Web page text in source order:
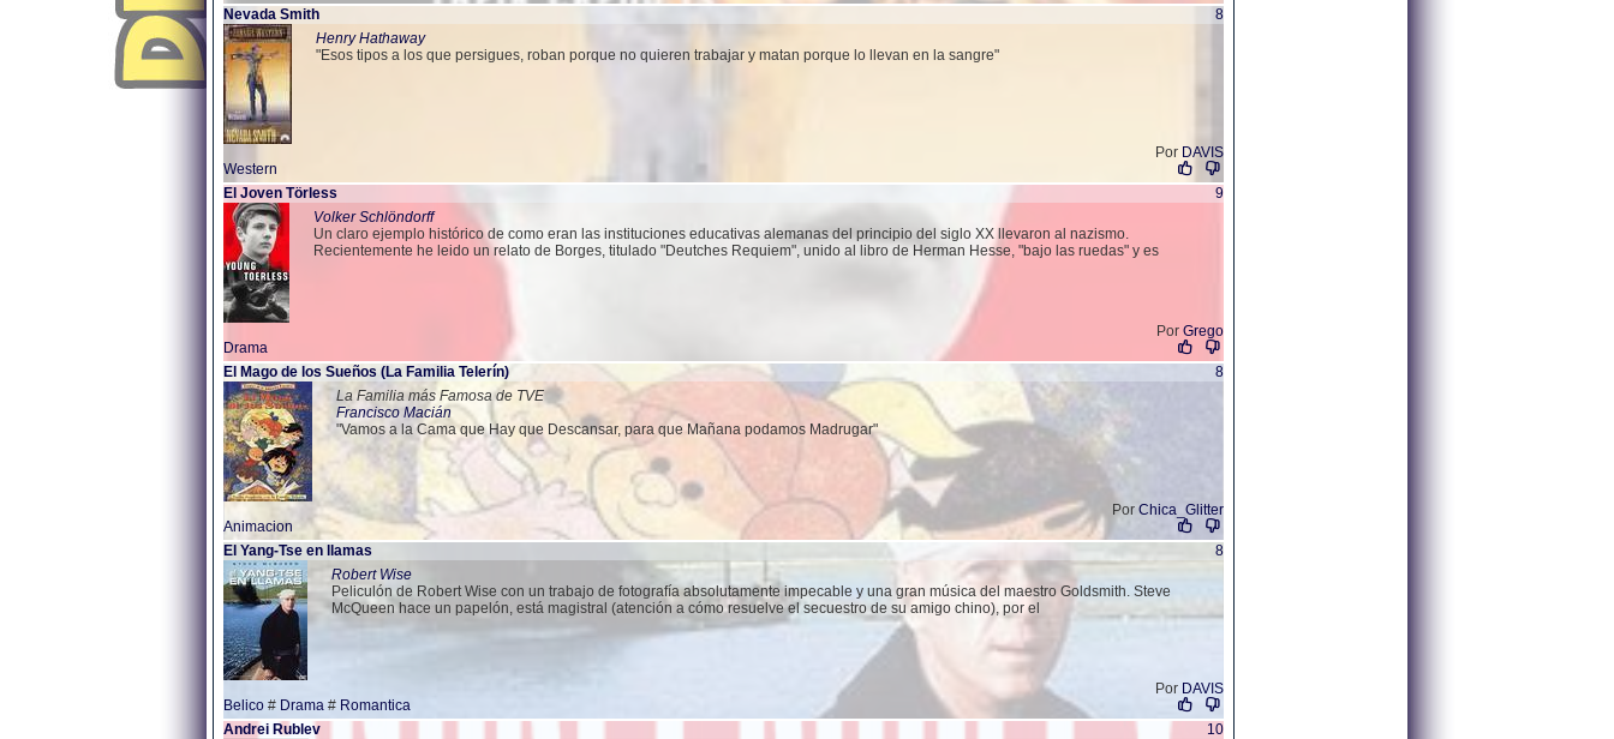
Nevada Smith
8
Henry Hathaway
"Esos tipos a los que persigues, roban porque no quieren trabajar y matan porque lo llevan en la sangre"
Por DAVIS
Western
El Joven Törless
9
Volker Schlöndorff
Un claro ejemplo histórico de como eran las instituciones educativas alemanas del principio del siglo XX llevaron al nazismo.
Recientemente he leido un relato de Borges, titulado "Deutches Requiem", unido al libro de Herman Hesse, "bajo las ruedas" y es
Por Grego
Drama
El Mago de los Sueños (La Familia Telerín)
8
La Familia más Famosa de TVE
Francisco Macián
"Vamos a la Cama que Hay que Descansar, para que Mañana podamos Madrugar"
Por Chica_Glitter
Animacion
El Yang-Tse en llamas
8
Robert Wise
Peliculón de Robert Wise con un trabajo de fotografía absolutamente impecable y una gran música del maestro Goldsmith. Steve
McQueen hace un papelón, está magistral (atención a cómo resuelve el secuestro de su amigo chino), por el
Por DAVIS
Belico # Drama # Romantica
Andrei Rublev
10